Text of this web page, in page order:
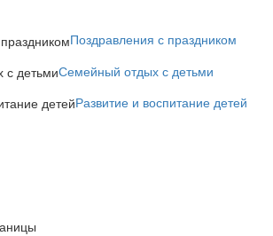
Поздравления с праздником
Семейный отдых с детьми
Развитие и воспитание детей